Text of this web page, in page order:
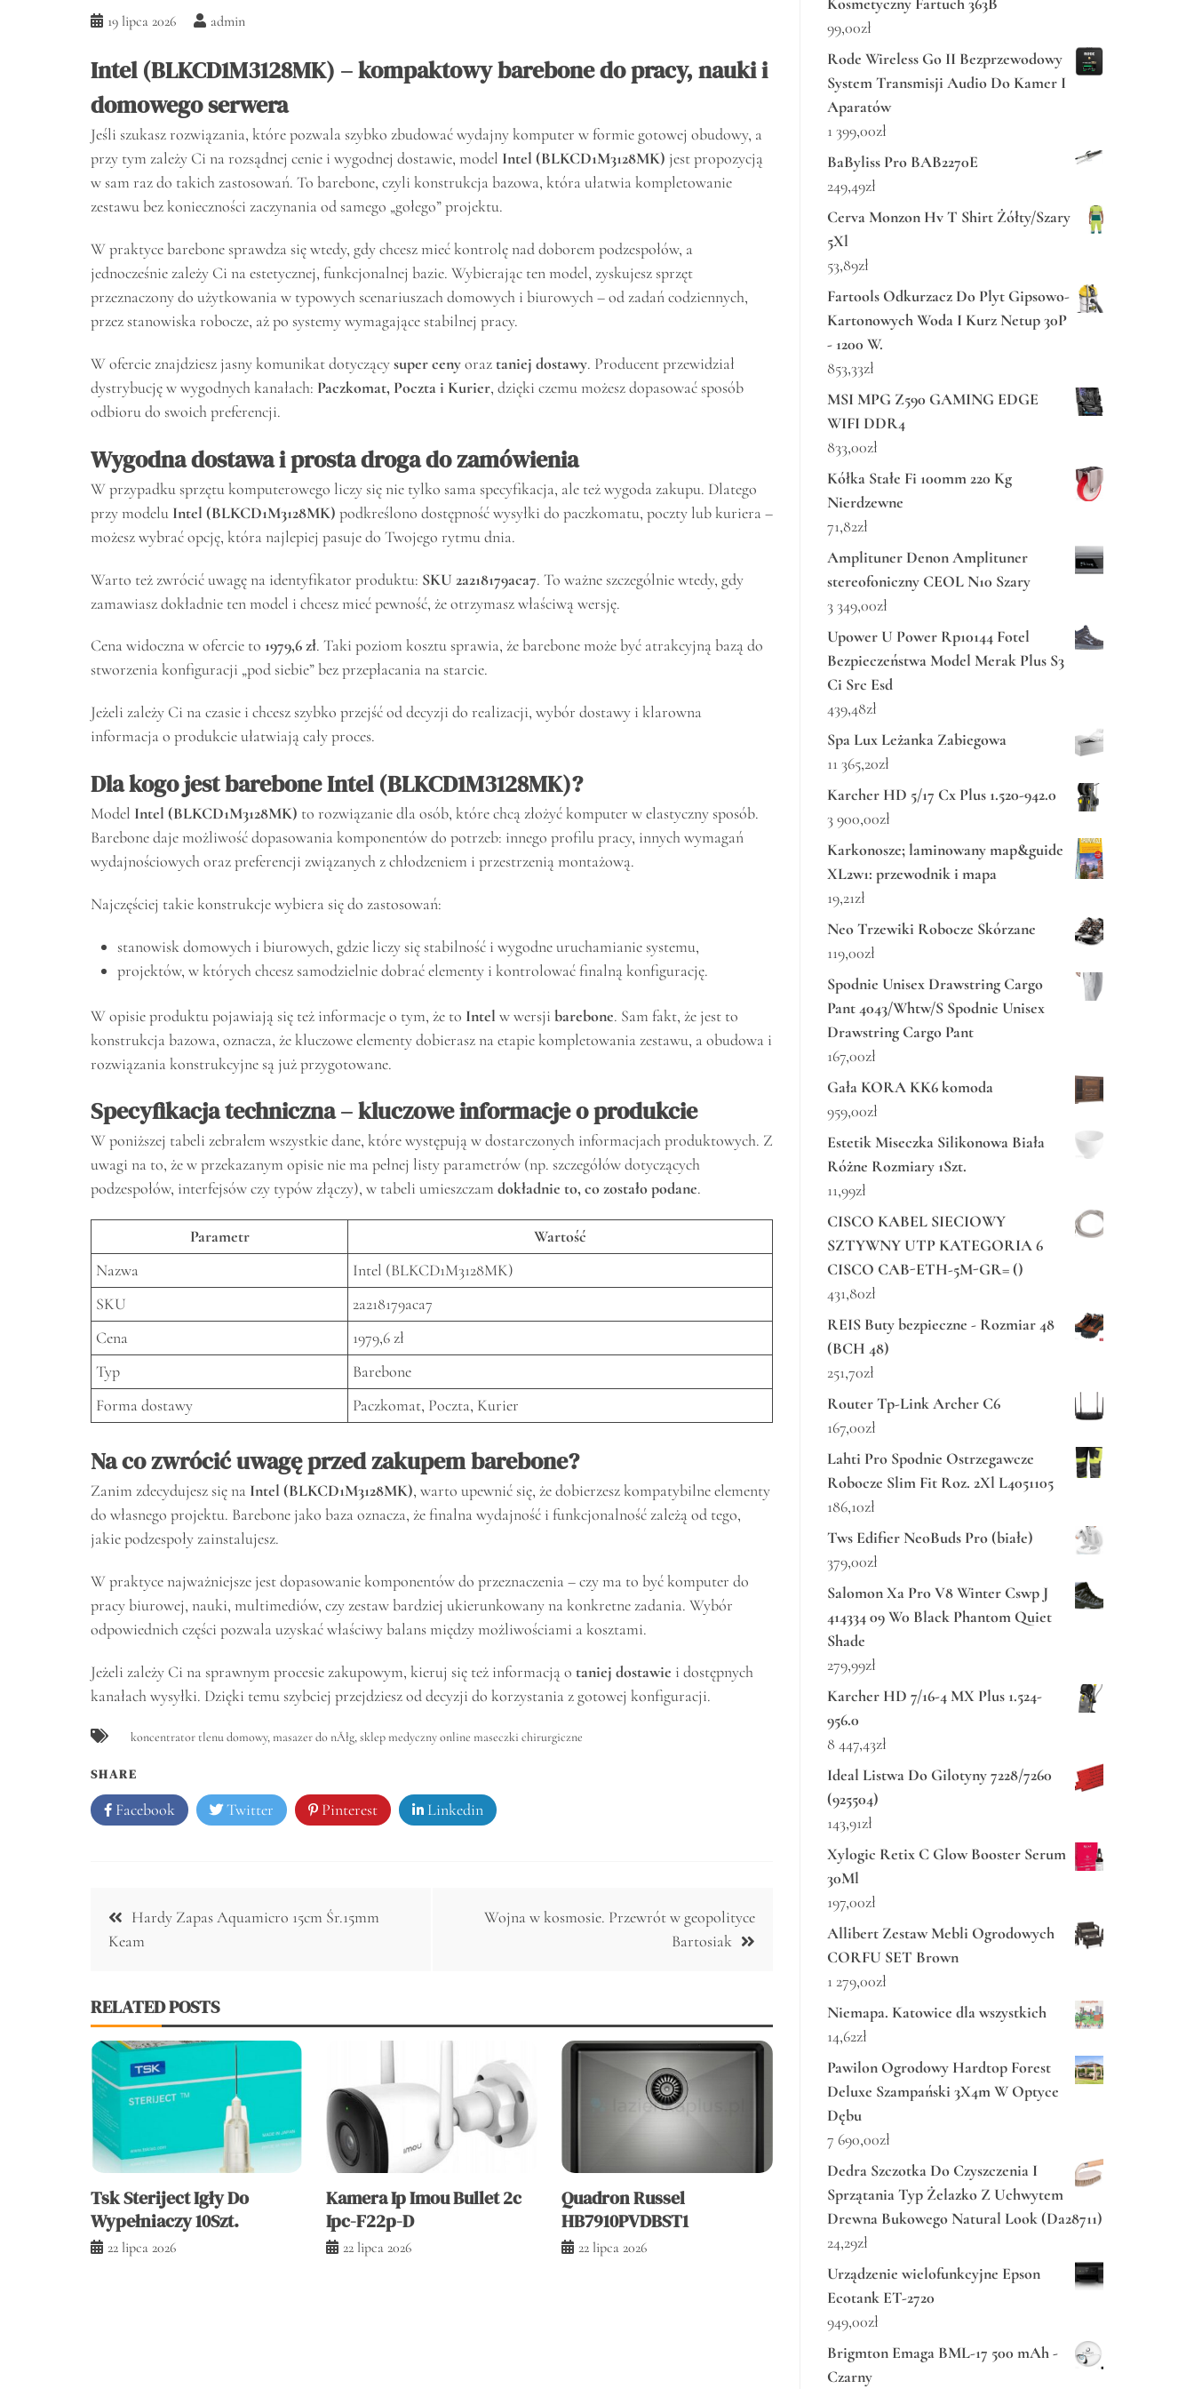
19 lipca 2026 admin
Intel (BLKCD1M3128MK) – kompaktowy barebone do pracy, nauki i
domowego serwera
Jeśli szukasz rozwiązania, które pozwala szybko zbudować wydajny komputer w formie gotowej obudowy, a
przy tym zależy Ci na rozsądnej cenie i wygodnej dostawie, model Intel (BLKCD1M3128MK) jest propozycją
w sam raz do takich zastosowań. To barebone, czyli konstrukcja bazowa, która ułatwia kompletowanie
zestawu bez konieczności zaczynania od samego „gołego” projektu.
W praktyce barebone sprawdza się wtedy, gdy chcesz mieć kontrolę nad doborem podzespołów, a
jednocześnie zależy Ci na estetycznej, funkcjonalnej bazie. Wybierając ten model, zyskujesz sprzęt
przeznaczony do użytkowania w typowych scenariuszach domowych i biurowych – od zadań codziennych,
przez stanowiska robocze, aż po systemy wymagające stabilnej pracy.
W ofercie znajdziesz jasny komunikat dotyczącysuper cenyoraztaniej dostawy. Producent przewidział
dystrybucję w wygodnych kanałach: Paczkomat, Poczta i Kurier, dzięki czemu możesz dopasować sposób
odbioru do swoich preferencji.
Wygodna dostawa i prosta droga do zamówienia
W przypadku sprzętu komputerowego liczy się nie tylko sama specyfikacja, ale też wygoda zakupu. Dlatego
przy modelu Intel (BLKCD1M3128MK) podkreślono dostępność wysyłki do paczkomatu, poczty lub kuriera –
możesz wybrać opcję, która najlepiej pasuje do Twojego rytmu dnia.
Warto też zwrócić uwagę na identyfikator produktu: SKU 2a218179aca7. To ważne szczególnie wtedy, gdy
zamawiasz dokładnie ten model i chcesz mieć pewność, że otrzymasz właściwą wersję.
Cena widoczna w ofercie to 1979,6 zł. Taki poziom kosztu sprawia, że barebone może być atrakcyjną bazą do
stworzenia konfiguracji „pod siebie” bez przepłacania na starcie.
Jeżeli zależy Ci na czasie i chcesz szybko przejść od decyzji do realizacji, wybór dostawy i klarowna
informacja o produkcie ułatwiają cały proces.
Dla kogo jest barebone Intel (BLKCD1M3128MK)?
Model Intel (BLKCD1M3128MK) to rozwiązanie dla osób, które chcą złożyć komputer w elastyczny sposób.
Barebone daje możliwość dopasowania komponentów do potrzeb: innego profilu pracy, innych wymagań
wydajnościowych oraz preferencji związanych z chłodzeniem i przestrzenią montażową.
Najczęściej takie konstrukcje wybiera się do zastosowań:
stanowisk domowych i biurowych, gdzie liczy się stabilność i wygodne uruchamianie systemu,
projektów, w których chcesz samodzielnie dobrać elementy i kontrolować finalną konfigurację.
W opisie produktu pojawiają się też informacje o tym, że to Intel w wersji barebone. Sam fakt, że jest to
konstrukcja bazowa, oznacza, że kluczowe elementy dobierasz na etapie kompletowania zestawu, a obudowa i
rozwiązania konstrukcyjne są już przygotowane.
Specyfikacja techniczna – kluczowe informacje o produkcie
W poniższej tabeli zebrałem wszystkie dane, które występują w dostarczonych informacjach produktowych. Z
uwagi na to, że w przekazanym opisie nie ma pełnej listy parametrów (np. szczegółów dotyczących
podzespołów, interfejsów czy typów złączy), w tabeli umieszczam dokładnie to, co zostało podane.
Parametr
Wartość
Nazwa
Intel (BLKCD1M3128MK)
SKU
2a218179aca7
Cena
1979,6 zł
Typ
Barebone
Forma dostawy
Paczkomat, Poczta, Kurier
Na co zwrócić uwagę przed zakupem barebone?
Zanim zdecydujesz się na Intel (BLKCD1M3128MK), warto upewnić się, że dobierzesz kompatybilne elementy
do własnego projektu. Barebone jako baza oznacza, że finalna wydajność i funkcjonalność zależą od tego,
jakie podzespoły zainstalujesz.
W praktyce najważniejsze jest dopasowanie komponentów do przeznaczenia – czy ma to być komputer do
pracy biurowej, nauki, multimediów, czy zestaw bardziej ukierunkowany na konkretne zadania. Wybór
odpowiednich części pozwala uzyskać właściwy balans między możliwościami a kosztami.
Jeżeli zależy Ci na sprawnym procesie zakupowym, kieruj się też informacją o taniej dostawie i dostępnych
kanałach wysyłki. Dzięki temu szybciej przejdziesz od decyzji do korzystania z gotowej konfiguracji.
koncentrator tlenu domowy,masazer do nĂłg,sklep medyczny online maseczki chirurgiczne
SHARE
Facebook Twitter Pinterest Linkedin
Nawigacja
wpisu
Hardy Zapas Aquamicro 15cm Śr.15mm
Keam
Wojna w kosmosie. Przewrót w geopolityce
Bartosiak
RELATED POSTS
Tsk Steriject Igły Do
Wypełniaczy 10Szt.
22 lipca 2026
Kamera Ip Imou Bullet 2c
Ipc-F22p-D
22 lipca 2026
Quadron Russel
HB7910PVDBST1
22 lipca 2026
99,00zł
Rode Wireless Go II Bezprzewodowy
System Transmisji Audio Do Kamer I
Aparatów
1 399,00zł
BaByliss Pro BAB2270E
249,49zł
Cerva Monzon Hv T Shirt Żółty/Szary
5Xl
53,89zł
Fartools Odkurzacz Do Plyt Gipsowo-
Kartonowych Woda I Kurz Netup 30P
- 1200 W.
853,33zł
MSI MPG Z590 GAMING EDGE
WIFI DDR4
833,00zł
Kółka Stałe Fi 100mm 220 Kg
Nierdzewne
71,82zł
Amplituner Denon Amplituner
stereofoniczny CEOL N10 Szary
3 349,00zł
Upower U Power Rp10144 Fotel
Bezpieczeństwa Model Merak Plus S3
Ci Src Esd
439,48zł
Spa Lux Leżanka Zabiegowa
11 365,20zł
Karcher HD 5/17 Cx Plus 1.520-942.0
3 900,00zł
Karkonosze; laminowany map&guide
XL2w1: przewodnik i mapa
19,21zł
Neo Trzewiki Robocze Skórzane
119,00zł
Spodnie Unisex Drawstring Cargo
Pant 4043/Whtw/S Spodnie Unisex
Drawstring Cargo Pant
167,00zł
Gała KORA KK6 komoda
959,00zł
Estetik Miseczka Silikonowa Biała
Różne Rozmiary 1Szt.
11,99zł
CISCO KABEL SIECIOWY
SZTYWNY UTP KATEGORIA 6
CISCO CAB-ETH-5M-GR= ()
431,80zł
REIS Buty bezpieczne - Rozmiar 48
(BCH 48)
251,70zł
Router Tp-Link Archer C6
167,00zł
Lahti Pro Spodnie Ostrzegawcze
Robocze Slim Fit Roz. 2Xl L4051105
186,10zł
Tws Edifier NeoBuds Pro (białe)
379,00zł
Salomon Xa Pro V8 Winter Cswp J
414334 09 W0 Black Phantom Quiet
Shade
279,99zł
Karcher HD 7/16-4 MX Plus 1.524-
956.0
8 447,43zł
Ideal Listwa Do Gilotyny 7228/7260
(925504)
143,91zł
Xylogic Retix C Glow Booster Serum
30Ml
197,00zł
Allibert Zestaw Mebli Ogrodowych
CORFU SET Brown
1 279,00zł
Niemapa. Katowice dla wszystkich
14,62zł
Pawilon Ogrodowy Hardtop Forest
Deluxe Szampański 3X4m W Optyce
Dębu
7 690,00zł
Dedra Szczotka Do Czyszczenia I
Sprzątania Typ Żelazko Z Uchwytem
Drewna Bukowego Natural Look (Da28711)
24,29zł
Urządzenie wielofunkcyjne Epson
Ecotank ET-2720
949,00zł
Brigmton Emaga BML-17 500 mAh -
Czarny